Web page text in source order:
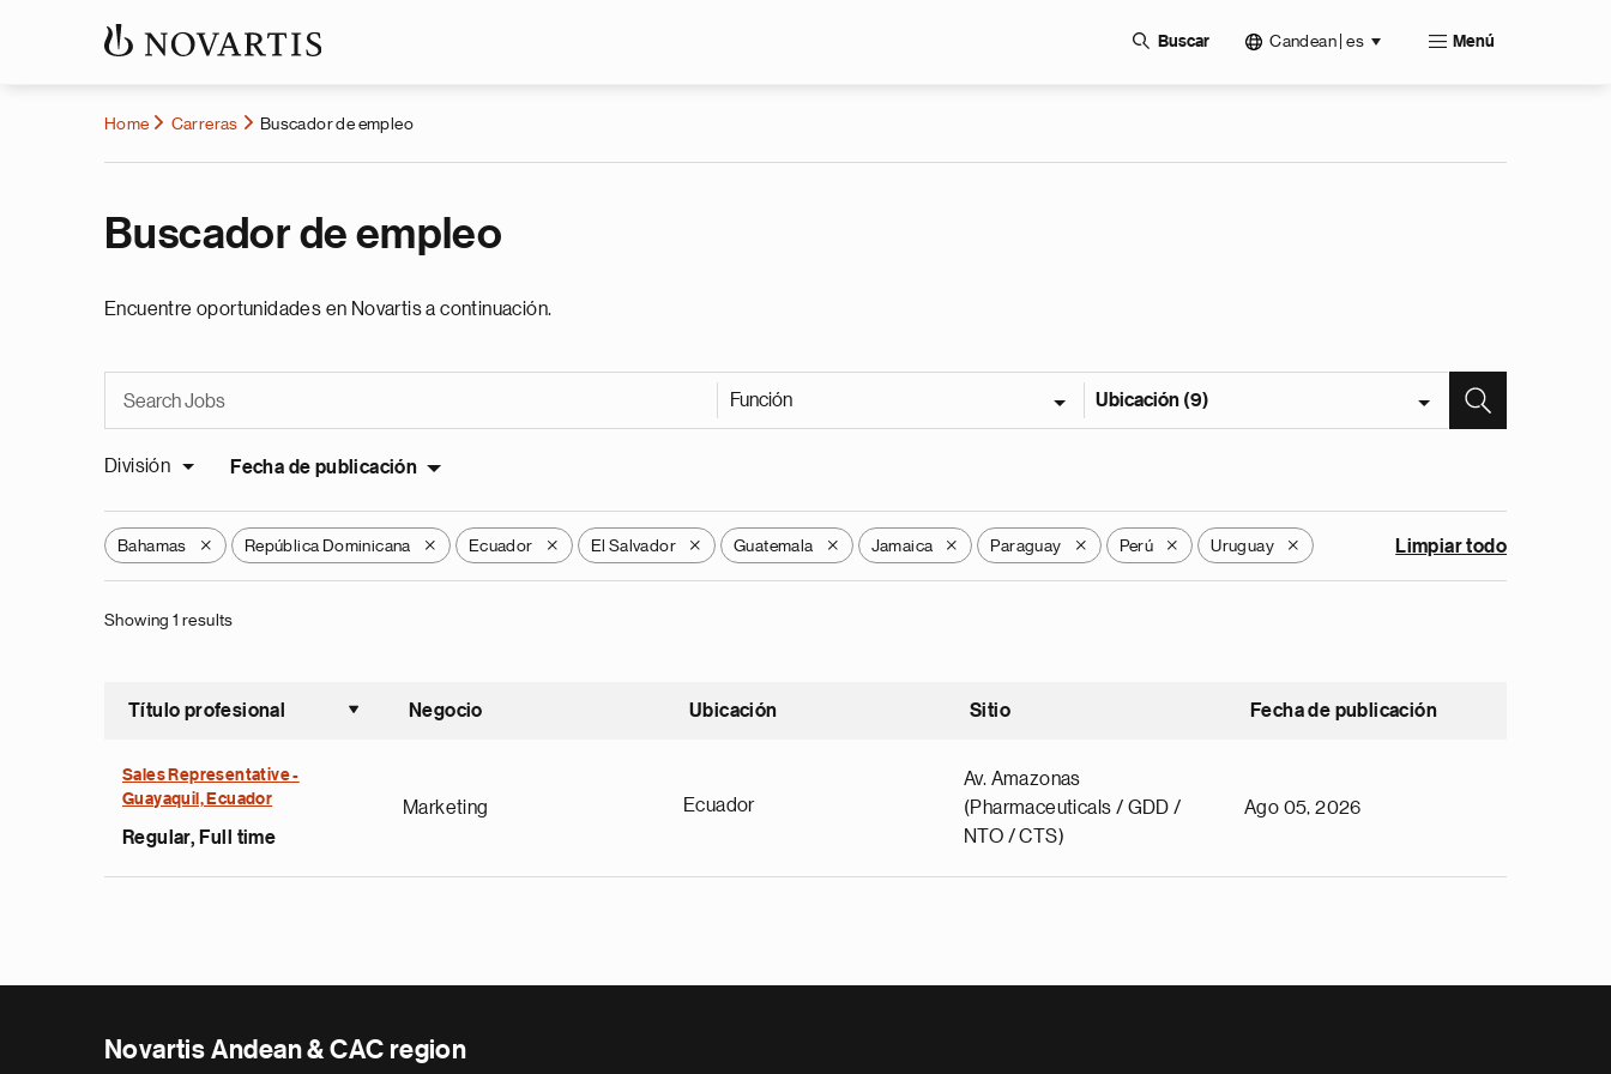
Buscar Candean | es Menú
Home Carreras Buscador de empleo
Buscador de empleo
Encuentre oportunidades en Novartis a continuación.
Función Ubicación (9)
División Fecha de publicación
Bahamas X República Dominicana X Ecuador X El Salvador X Guatemala X Jamaica X Paraguay X Perú X Uruguay X Limpiar todo
Showing 1 results
Título profesional
Ordenar ascendente
Negocio Ubicación Sitio Fecha de publicación
Sales Representative -
Guayaquil, Ecuador
Regular, Full time
Marketing Ecuador
Av. Amazonas
(Pharmaceuticals / GDD /
NTO / CTS)
Ago 05, 2026
Novartis Andean & CAC region